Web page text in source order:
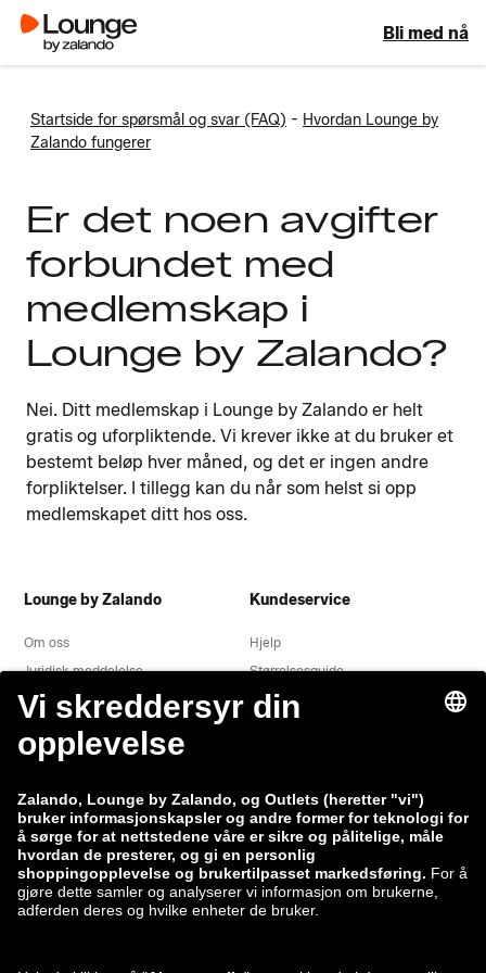
Bli med nå
Startside for spørsmål og svar (FAQ) - Hvordan Lounge by
Zalando fungerer
Er det noen avgifter
forbundet med
medlemskap i
Lounge by Zalando?
Nei. Ditt medlemskap i Lounge by Zalando er helt
gratis og uforpliktende. Vi krever ikke at du bruker et
bestemt beløp hver måned, og det er ingen andre
forpliktelser. I tillegg kan du når som helst si opp
medlemskapet ditt hos oss.
Lounge by Zalando
Om oss
Juridisk meddelelse
Fortrolighedserklæring
Vilkår og betingelser
Angrerett
Datasporing
Indberet en sårbarhed
Produktsikkerhed
Kundeservice
Hjelp
Størrelsesguide
Zalando-gruppen Betalingsmåter